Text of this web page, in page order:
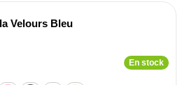
Velours Bleu
En stock